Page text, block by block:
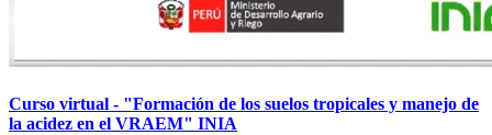
Curso virtual - "Formación de los suelos tropicales y manejo de
la acidez en el VRAEM" INIA